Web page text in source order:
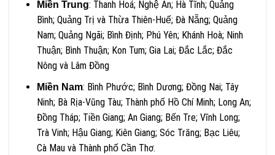
Miền Trung: Thanh Hoá; Nghệ An; Hà Tĩnh; Quảng
Bình; Quảng Trị và Thừa Thiên-Huế; Đà Nẵng; Quảng
Nam; Quảng Ngãi; Bình Định; Phú Yên; Khánh Hoà; Ninh
Thuận; Bình Thuận; Kon Tum; Gia Lai; Đắc Lắc; Đắc
Nông và Lâm Đồng
Miền Nam: Bình Phước; Bình Dương; Đồng Nai; Tây
Ninh; Bà Rịa-Vũng Tàu; Thành phố Hồ Chí Minh; Long An;
Đồng Tháp; Tiền Giang; An Giang; Bến Tre; Vĩnh Long;
Trà Vinh; Hậu Giang; Kiên Giang; Sóc Trăng; Bạc Liêu;
Cà Mau và Thành phố Cần Thơ.